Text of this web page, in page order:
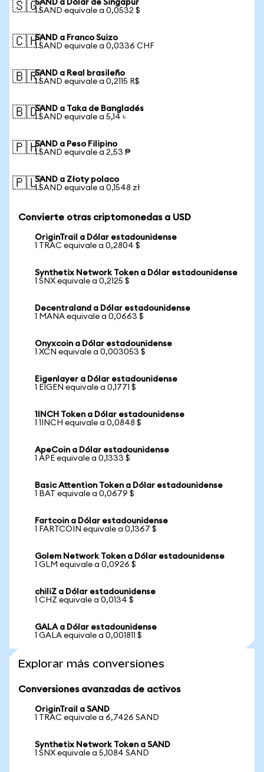
🇸🇬SAND a Dólar de Singapur
1 SAND equivale a 0,0532 $
🇨🇭SAND a Franco Suizo
1 SAND equivale a 0,0336 CHF
🇧🇷SAND a Real brasileño
1 SAND equivale a 0,2115 R$
🇧🇩SAND a Taka de Bangladés
1 SAND equivale a 5,14 ৳
🇵🇭SAND a Peso Filipino
1 SAND equivale a 2,53 ₱
🇵🇱SAND a Złoty polaco
1 SAND equivale a 0,1548 zł
Convierte otras criptomonedas a USD
OriginTrail a Dólar estadounidense
1 TRAC equivale a 0,2804 $
Synthetix Network Token a Dólar estadounidense
1 SNX equivale a 0,2125 $
Decentraland a Dólar estadounidense
1 MANA equivale a 0,0663 $
Onyxcoin a Dólar estadounidense
1 XCN equivale a 0,003053 $
Eigenlayer a Dólar estadounidense
1 EIGEN equivale a 0,1771 $
1INCH Token a Dólar estadounidense
1 1INCH equivale a 0,0848 $
ApeCoin a Dólar estadounidense
1 APE equivale a 0,1333 $
Basic Attention Token a Dólar estadounidense
1 BAT equivale a 0,0679 $
Fartcoin a Dólar estadounidense
1 FARTCOIN equivale a 0,1367 $
Golem Network Token a Dólar estadounidense
1 GLM equivale a 0,0926 $
chiliZ a Dólar estadounidense
1 CHZ equivale a 0,0134 $
GALA a Dólar estadounidense
1 GALA equivale a 0,001811 $
Explorar más conversiones
Conversiones avanzadas de activos
OriginTrail a SAND
1 TRAC equivale a 6,7426 SAND
Synthetix Network Token a SAND
1 SNX equivale a 5,1084 SAND